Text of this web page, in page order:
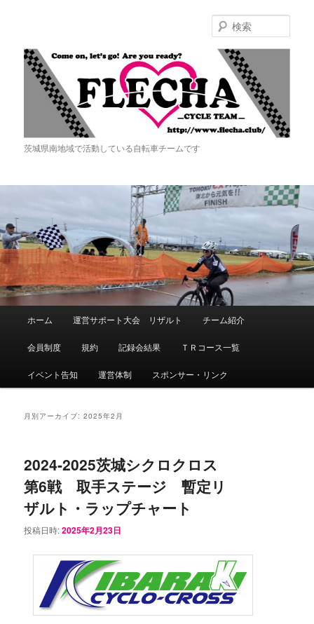
Flecha -Cycle Team-
茨城県南地域で活動している自転車チームです
索
ュ
メ
イ
ン
コ
テ
ン
ツ
サ
ブ
コ
ン
ン
ツ
へ
ホーム 運営サポート大会 リザルト チーム紹介
会員制度 規約 記録会結果 ＴＲコース一覧
イベント告知 運営体制 スポンサー・リンク
月別アーカイブ:2025年2月
2024-2025茨城シクロクロス
第6戦 取手ステージ 暫定リ
ザルト・ラップチャート
投稿日時:2025年2月23日